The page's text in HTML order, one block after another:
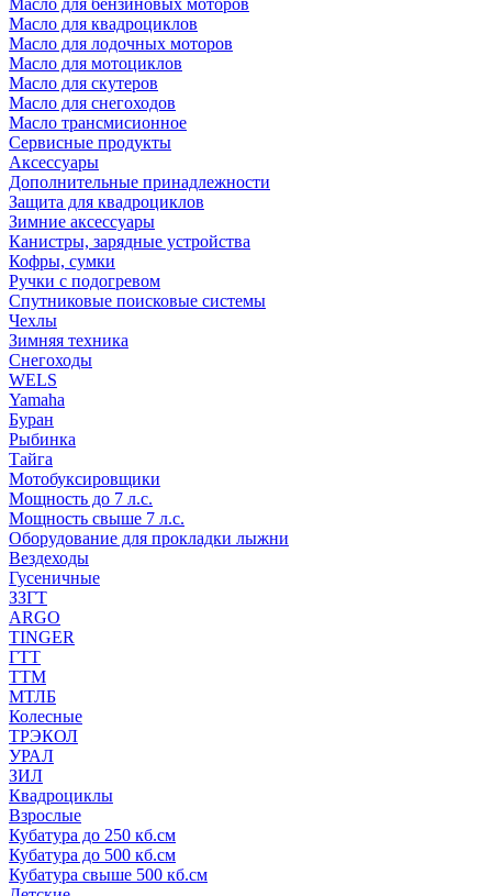
Масло для бензиновых моторов
Масло для квадроциклов
Масло для лодочных моторов
Масло для мотоциклов
Масло для скутеров
Масло для снегоходов
Масло трансмисионное
Сервисные продукты
Аксессуары
Дополнительные принадлежности
Защита для квадроциклов
Зимние аксессуары
Канистры, зарядные устройства
Кофры, сумки
Ручки с подогревом
Спутниковые поисковые системы
Чехлы
Зимняя техника
Снегоходы
WELS
Yamaha
Буран
Рыбинка
Тайга
Мотобуксировщики
Мощность до 7 л.с.
Мощность свыше 7 л.с.
Оборудование для прокладки лыжни
Вездеходы
Гусеничные
ЗЗГТ
ARGO
TINGER
ГТТ
ТТМ
МТЛБ
Колесные
ТРЭКОЛ
УРАЛ
ЗИЛ
Квадроциклы
Взрослые
Кубатура до 250 кб.см
Кубатура до 500 кб.см
Кубатура свыше 500 кб.см